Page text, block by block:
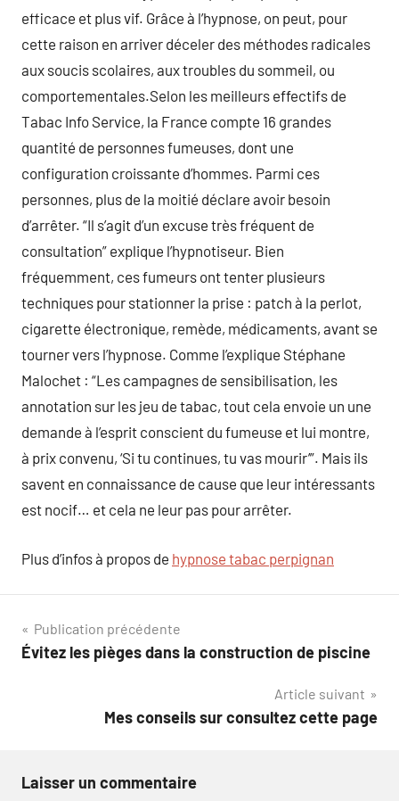
efficace et plus vif. Grâce à l’hypnose, on peut, pour
cette raison en arriver déceler des méthodes radicales
aux soucis scolaires, aux troubles du sommeil, ou
comportementales.Selon les meilleurs effectifs de
Tabac Info Service, la France compte 16 grandes
quantité de personnes fumeuses, dont une
configuration croissante d’hommes. Parmi ces
personnes, plus de la moitié déclare avoir besoin
d’arrêter. “Il s’agit d’un excuse très fréquent de
consultation” explique l’hypnotiseur. Bien
fréquemment, ces fumeurs ont tenter plusieurs
techniques pour stationner la prise : patch à la perlot,
cigarette électronique, remède, médicaments, avant se
tourner vers l’hypnose. Comme l’explique Stéphane
Malochet : “Les campagnes de sensibilisation, les
annotation sur les jeu de tabac, tout cela envoie un une
demande à l’esprit conscient du fumeuse et lui montre,
à prix convenu, ‘Si tu continues, tu vas mourir’”. Mais ils
savent en connaissance de cause que leur intéressants
est nocif… et cela ne leur pas pour arrêter.
Plus d’infos à propos de hypnose tabac perpignan
Navigation
de
Publication précédente
Évitez les pièges dans la construction de piscine
Article suivant
Mes conseils sur consultez cette page
Laisser un commentaire